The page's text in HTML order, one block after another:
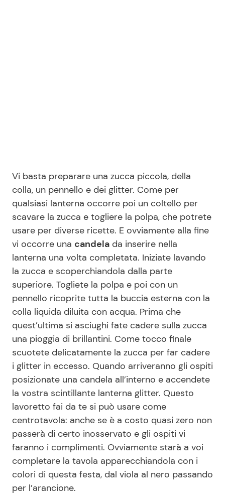
Vi basta preparare una zucca piccola, della
colla, un pennello e dei glitter. Come per
qualsiasi lanterna occorre poi un coltello per
scavare la zucca e togliere la polpa, che potrete
usare per diverse ricette. E ovviamente alla fine
vi occorre una candela da inserire nella
lanterna una volta completata. Iniziate lavando
la zucca e scoperchiandola dalla parte
superiore. Togliete la polpa e poi con un
pennello ricoprite tutta la buccia esterna con la
colla liquida diluita con acqua. Prima che
quest’ultima si asciughi fate cadere sulla zucca
una pioggia di brillantini. Come tocco finale
scuotete delicatamente la zucca per far cadere
i glitter in eccesso. Quando arriveranno gli ospiti
posizionate una candela all’interno e accendete
la vostra scintillante lanterna glitter. Questo
lavoretto fai da te si può usare come
centrotavola: anche se è a costo quasi zero non
passerà di certo inosservato e gli ospiti vi
faranno i complimenti. Ovviamente starà a voi
completare la tavola apparecchiandola con i
colori di questa festa, dal viola al nero passando
per l’arancione.